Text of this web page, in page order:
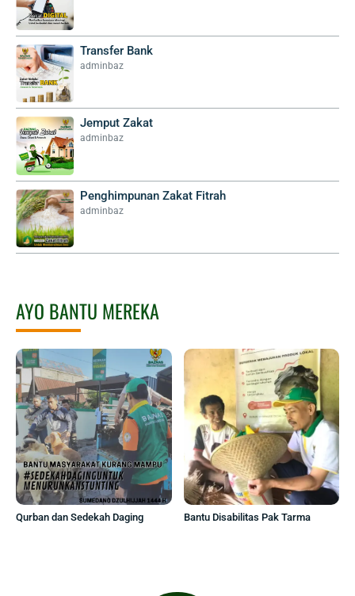
Transfer Bank
adminbaz
Jemput Zakat
adminbaz
Penghimpunan Zakat Fitrah
adminbaz
AYO BANTU MEREKA
Qurban dan Sedekah Daging Bantu Disabilitas Pak Tarma